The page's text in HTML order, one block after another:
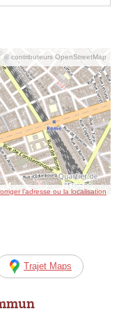
© contributeurs OpenStreetMap
l’adresse ou la localisation
Trajet Maps